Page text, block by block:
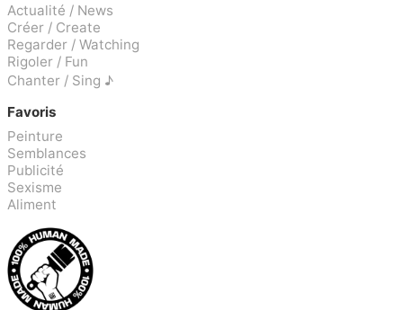
Actualité / News
Créer / Create
Regarder / Watching
Rigoler / Fun
Chanter / Sing ♪
Favoris
Peinture
Semblances
Publicité
Sexisme
Aliment